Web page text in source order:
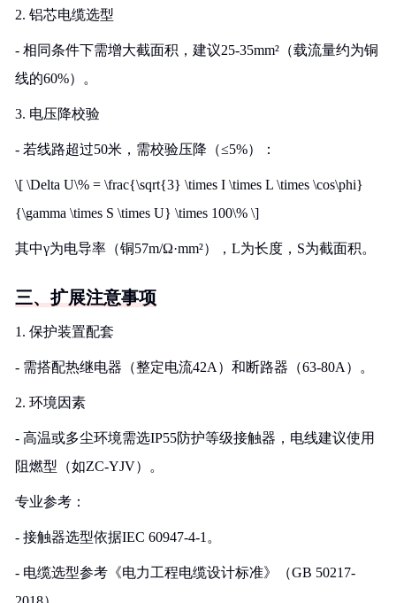
2. 铝芯电缆选型
- 相同条件下需增大截面积，建议25-35mm²（载流量约为铜
线的60%）。
3. 电压降校验
- 若线路超过50米，需校验压降（≤5%）：
\[ \Delta U\% = \frac{\sqrt{3} \times I \times L \times \cos\phi}
{\gamma \times S \times U} \times 100\% \]
其中γ为电导率（铜57m/Ω·mm²），L为长度，S为截面积。
三、扩展注意事项
1. 保护装置配套
- 需搭配热继电器（整定电流42A）和断路器（63-80A）。
2. 环境因素
- 高温或多尘环境需选IP55防护等级接触器，电线建议使用
阻燃型（如ZC-YJV）。
专业参考：
- 接触器选型依据IEC 60947-4-1。
- 电缆选型参考《电力工程电缆设计标准》（GB 50217-